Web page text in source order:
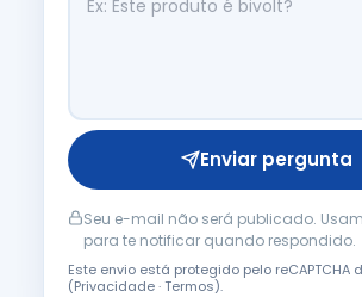
Enviar pergunta
Seu e-mail não será publicado.
para te notificar quando respondido.
Este envio está protegido pelo reCAPTCHA
(Privacidade·Termos).